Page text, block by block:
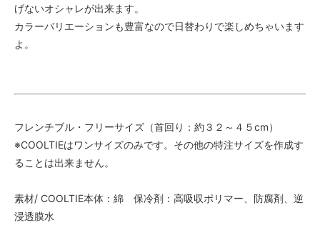
げないオシャレが出来ます。
カラーバリエーションも豊富なので日替わりで楽しめちゃいます
よ。
フレンチブル・フリーサイズ（首回り：約３２～４５cm）
※COOLTIEはワンサイズのみです。その他の特注サイズを作成す
ることは出来ません。
素材/ COOLTIE本体：綿 保冷剤：高吸収ポリマー、防腐剤、逆
浸透膜水